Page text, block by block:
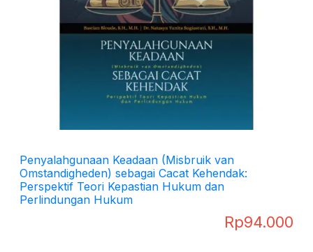
Penyalahgunaan Keadaan (Misbruik van
Omstandigheden) sebagai Cacat Kehendak:
Perspektif Teori Kepastian Hukum dan
Perlindungan Hukum
Rp94.000